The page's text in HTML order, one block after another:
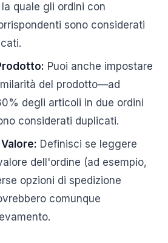
quale gli ordini con
sono considerati
Puoi anche impostare
del prodotto—ad
degli articoli in due ordini
considerati duplicati.
Definisci se leggere
dell'ordine (ad esempio,
opzioni di spedizione
comunque